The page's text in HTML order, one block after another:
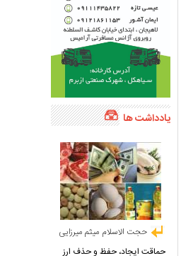
یادداشت ها
حجت الاسلام میثم میرزایی
حماقت ایجاد، حفظ و حذف ارز